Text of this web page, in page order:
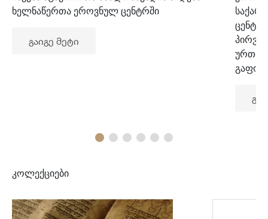
ხელნაწერთა ეროვნულ ცენტრში
გაიგე მეტი
კოლექციები